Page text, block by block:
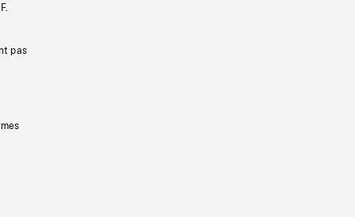
pas